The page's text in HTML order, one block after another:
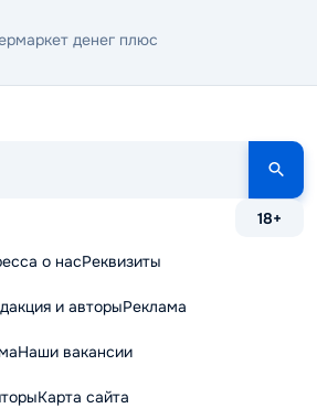
денег плюс
18+
о насРеквизиты
и авторыРеклама
Наши вакансии
Карта сайта